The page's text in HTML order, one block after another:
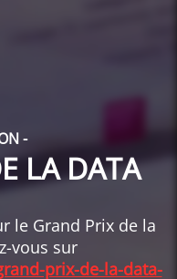
-
LA DATA
le Grand Prix de la
vous sur
prix-de-la-data-